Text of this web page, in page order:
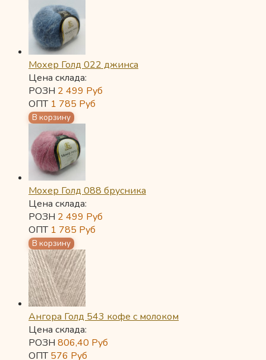
Мохер Голд 022 джинса
Цена склада:
РОЗН 2 499 Руб
ОПТ 1 785 Руб
Мохер Голд 088 брусника
Цена склада:
РОЗН 2 499 Руб
ОПТ 1 785 Руб
Ангора Голд 543 кофе с молоком
Цена склада:
РОЗН 806,40 Руб
ОПТ576 Руб